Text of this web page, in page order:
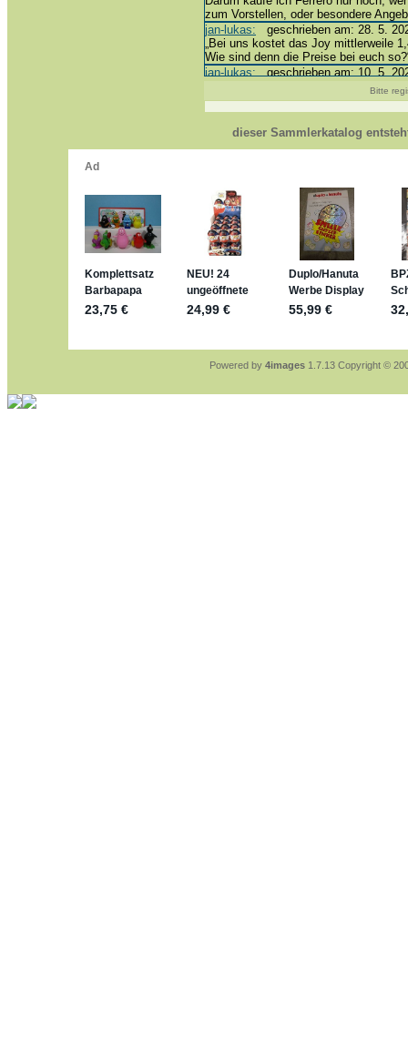
zum Vorstellen, oder besondere
jan-lukas: geschrieben am: 28. 5.
„Bei uns kostet das Joy mittlerweile
Wie sind denn die Preise bei euch
jan-lukas:geschrieben am: 10. 5.
Bonsaipanther:geschrieben am: 10.
@ Harald
https://www.ue-ei-portal-
Dein Enkel sollte zur Strafe die
Für die Figuren VC307, 310, 318 und
mein Enkel hat die leider
jan-lukas:
geschrieben am: 29. 4.
https://www.ferrero-
sammelspass.de/einladung/
jan-lukas:
geschrieben am: 28. 4.
stimmt, jetzt fällt es mir auch ein
*Bussi*
geschrieben am: 28.
So habe ich das in Erinnerung ...
jan-lukas:geschrieben am: 28. 4.
Bitte
dieser Sammlerkatalog
Powered by 4images 1.7.13 Copyright ©